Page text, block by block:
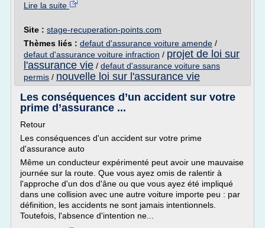
Lire la suite
Site : stage-recuperation-points.com
Thèmes liés : defaut d'assurance voiture amende /
defaut d'assurance voiture infraction / projet de loi sur
l'assurance vie / defaut d'assurance voiture sans
permis / nouvelle loi sur l'assurance vie
Les conséquences d’un accident sur votre
prime d’assurance ...
Retour
Les conséquences d'un accident sur votre prime
d'assurance auto
Même un conducteur expérimenté peut avoir une mauvaise
journée sur la route. Que vous ayez omis de ralentir à
l'approche d'un dos d'âne ou que vous ayez été impliqué
dans une collision avec une autre voiture importe peu : par
définition, les accidents ne sont jamais intentionnels.
Toutefois, l'absence d'intention ne...